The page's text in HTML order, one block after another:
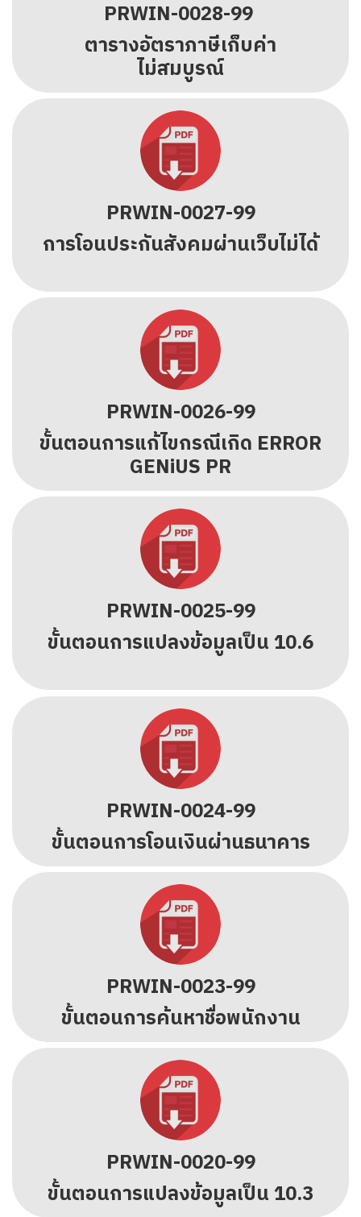
PRWIN-0028-99
ตารางอัตราภาษีเก็บค่า
ไม่สมบูรณ์
PRWIN-0027-99
การโอนประกันสังคมผ่านเว็บไม่ได้
PRWIN-0026-99
ขั้นตอนการแก้ไขกรณีเกิด ERROR
GENiUS PR
PRWIN-0025-99
ขั้นตอนการแปลงข้อมูลเป็น 10.6
PRWIN-0024-99
ขั้นตอนการโอนเงินผ่านธนาคาร
PRWIN-0023-99
ขั้นตอนการค้นหาชื่อพนักงาน
PRWIN-0020-99
ขั้นตอนการแปลงข้อมูลเป็น 10.3